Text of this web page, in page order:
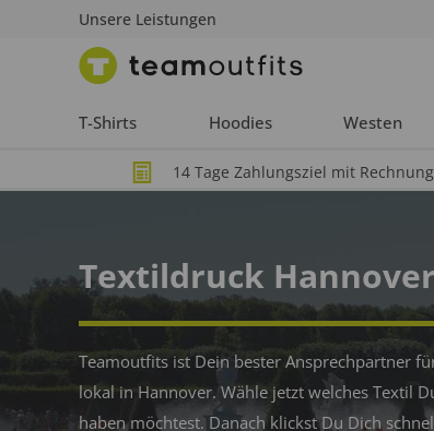
Unsere Leistungen
T-Shirts Hoodies Westen
14 Tage Zahlungsziel mit
Textildruck Hannover
Teamoutfits ist Dein bester Ansprechpartner
lokal in Hannover. Wähle jetzt welches Textil
haben möchtest. Danach klickst Du Dich